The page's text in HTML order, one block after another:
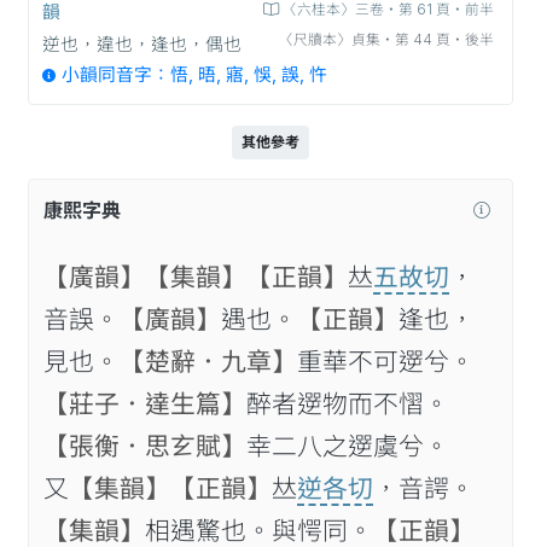
〈六桂本〉三卷‧第 61 頁‧前半
〈尺牘本〉貞集‧第 44 頁‧後半
韻
逆也，違也，逢也，偶也
小韻同音字：悟, 晤, 寤, 悞, 誤, 忤
其他參考
康熙字典
【廣韻】 【集韻】 【正韻】 𠀤五故切 ，
音誤。
【廣韻】 遇也。 【正韻】 逢也，
見也。
【楚辭．九章】 重華不可遻兮。
【莊子．達生篇】 醉者遻物而不慴。
【張衡．思𤣥賦】 幸二八之遻虞兮。
又
【集韻】 【正韻】 𠀤逆各切 ，音諤。
【集韻】 相遇驚也。與愕同。
【正韻】